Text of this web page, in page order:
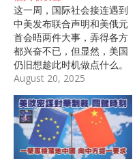
这一周，国际社会接连遇到
中美发布联合声明和美俄元
首会晤两件大事，弄得各方
都兴奋不已，但显然，美国
仍旧想趁此时机做点什么。
很快，美财长要和中国继续
打关税战的消息就传了出
来，出人意料，在场的欧洲
领导人没有一个人敢回应。
关税战不是休战了吗，贝森
特或者说美国弄这一出又想
August 20, 2025